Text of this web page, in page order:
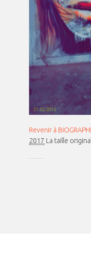
Revenir à
2017 La taille